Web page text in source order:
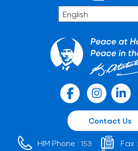
Contact Us
HIM Phone : 153 Fax :